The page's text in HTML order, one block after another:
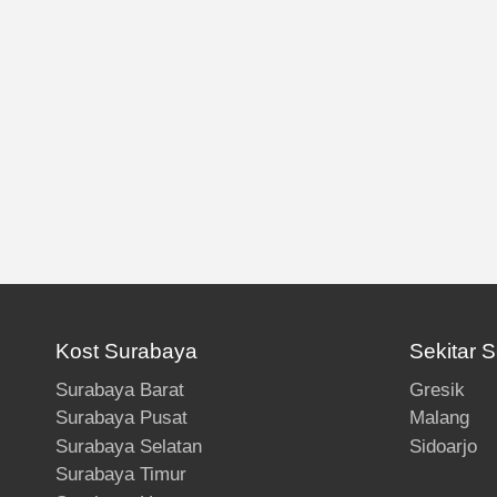
Kost Surabaya
Surabaya Barat
Surabaya Pusat
Surabaya Selatan
Surabaya Timur
Sekitar
Gresik
Malang
Sidoarjo